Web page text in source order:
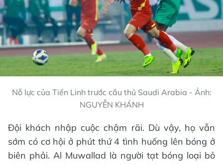
Nỗ lực của Tiến Linh trước cầu thủ Saudi Arabia - Ảnh:
NGUYỄN KHÁNH
Đội khách nhập cuộc chậm rãi. Dù vậy, họ vẫn
sớm có cơ hội ở phút thứ 4 tình huống lên bóng ở
biên phải. Al Muwallad là người tạt bóng loại bỏ